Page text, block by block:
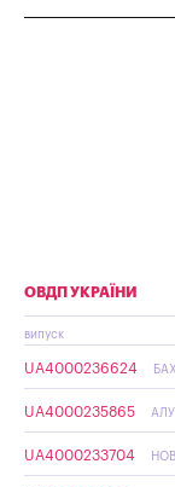
ОВДП УКРАЇНИ
випуск
UA4000236624
UA4000235865
UA4000233704